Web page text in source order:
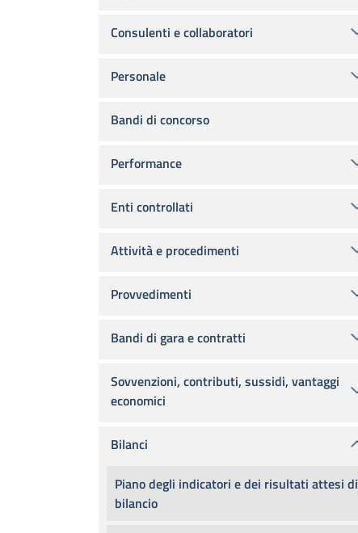
Consulenti e collaboratori
Personale
Bandi di concorso
Performance
Enti controllati
Attività e procedimenti
Provvedimenti
Bandi di gara e contratti
Sovvenzioni, contributi, sussidi, vantaggi
economici
Bilanci
Piano degli indicatori e dei risultati attesi di
bilancio